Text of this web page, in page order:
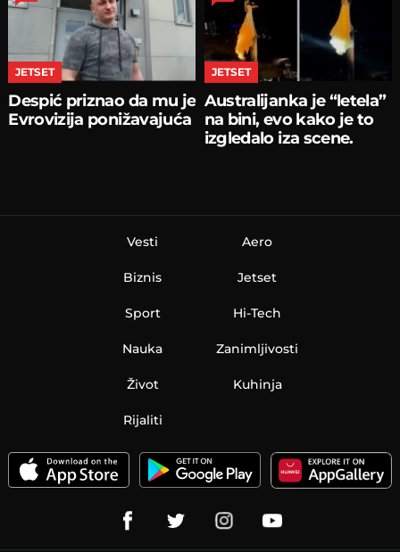
JETSET
Despić priznao da mu je
Evrovizija ponižavajuća
JETSET
Australijanka je “letela”
na bini, evo kako je to
izgledalo iza scene.
Vesti
Biznis
Sport
Nauka
Aero
Jetset
Hi-Tech
Zanimljivosti
Život Kuhinja
Rijaliti